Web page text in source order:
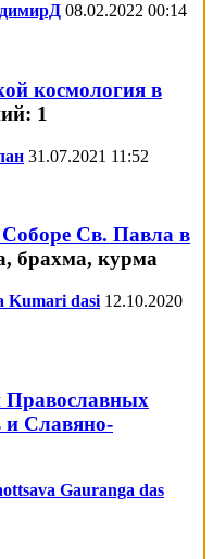
08.02.2022 00:14
космология в
31.07.2021 11:52
Соборе Св. Павла в
Kumari dasi 12.10.2020
Православных
и Славяно-
Gauranga das